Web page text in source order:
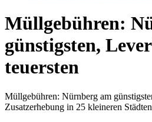
Müllgebühren:
günstigsten,
teuersten
Müllgebühren: Nürnberg am
Zusatzerhebung in 25 kleineren Städten